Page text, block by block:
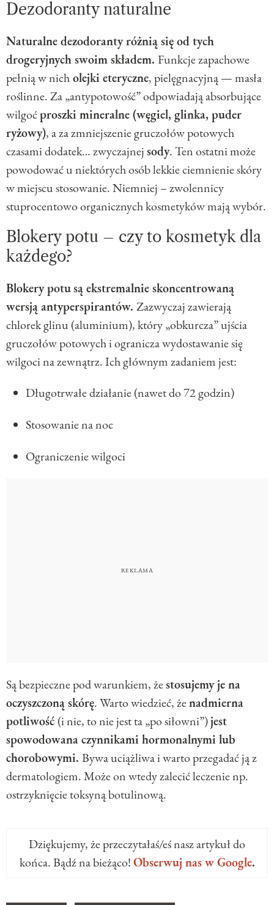
Dezodoranty naturalne
Naturalne dezodoranty różnią się od tych
drogeryjnych swoim składem. Funkcje zapachowe
pełnią w nicholejki eteryczne, pielęgnacyjną — masła
roślinne. Za „antypotowość” odpowiadają absorbujące
wilgoćproszki mineralne (węgiel, glinka, puder
ryżowy), a za zmniejszenie gruczołów potowych
czasami dodatek… zwyczajnejsody. Ten ostatni może
powodować u niektórych osób lekkie ciemnienie skóry
w miejscu stosowanie. Niemniej – zwolennicy
stuprocentowo organicznych kosmetyków mają wybór.
Blokery potu – czy to kosmetyk dla
każdego?
Blokery potusą ekstremalnie skoncentrowaną
wersją antyperspirantów. Zazwyczaj zawierają
chlorek glinu (aluminium), który „obkurcza” ujścia
gruczołów potowych i ogranicza wydostawanie się
wilgoci na zewnątrz. Ich głównym zadaniem jest:
Długotrwałe działanie (nawet do 72 godzin)
Stosowanie na noc
Ograniczenie wilgoci
Są bezpieczne pod warunkiem, żestosujemy je na
oczyszczoną skórę. Warto wiedzieć, żenadmierna
potliwość(i nie, to nie jest ta „po siłowni”)jest
spowodowana czynnikami hormonalnymi lub
chorobowymi. Bywa uciążliwa i warto przegadać ją z
dermatologiem. Może on wtedy zalecić leczenie np.
ostrzyknięcie toksyną botulinową.
Dziękujemy, że przeczytałaś/eś nasz artykuł do
końca. Bądź na bieżąco!Obserwuj nas w Google.